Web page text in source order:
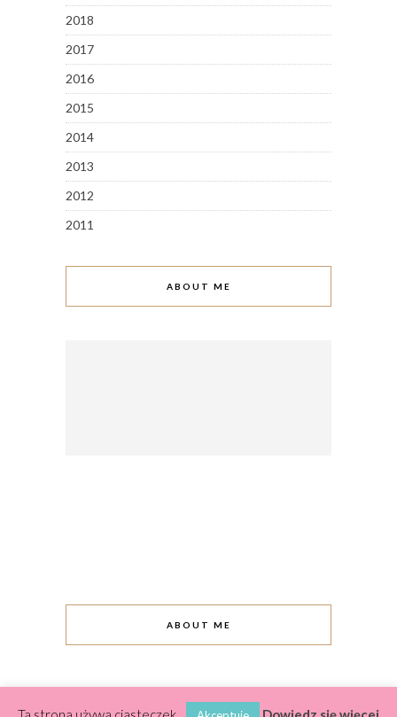
2018
2017
2016
2015
2014
2013
2012
2011
ABOUT ME
ABOUT ME